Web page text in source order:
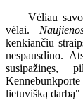
Vėliau savo
vėlai.
kenkiančiu
nespausdino.
susipažinęs,
lietuvišką darbą"